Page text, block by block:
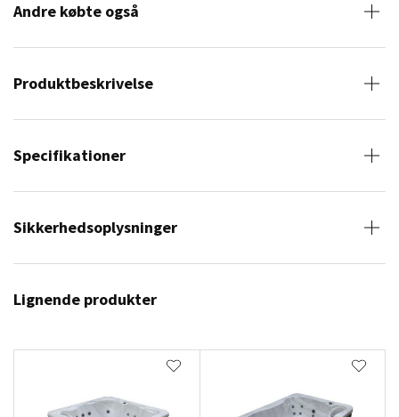
Andre købte også
Produktbeskrivelse
Specifikationer
Sikkerhedsoplysninger
Lignende produkter